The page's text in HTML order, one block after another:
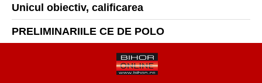
Unicul obiectiv, calificarea
PRELIMINARIILE CE DE POLO